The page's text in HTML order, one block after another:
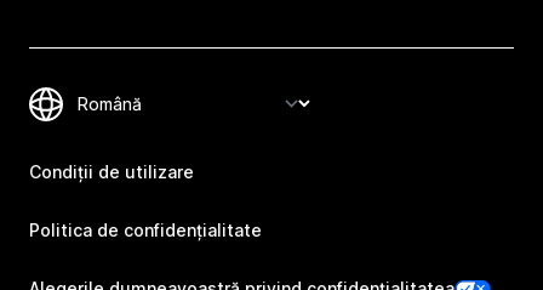
Condiții de utilizare
Politica de confidențialitate